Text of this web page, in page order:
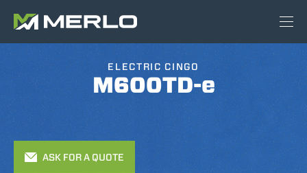
ELECTRIC CINGO
M600TD-e
ASK FOR A QUOTE